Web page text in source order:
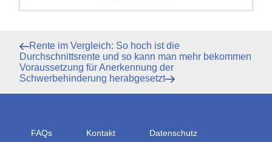
Beitragsnavigation
Vorheriger
Beitrag
Rente im Vergleich: So hoch ist die
Durchschnittsrente und so kann man mehr bekommen
Nächster
Beitrag
Voraussetzung für Anerkennung der
Schwerbehinderung herabgesetzt
FAQs Kontakt Datenschutz